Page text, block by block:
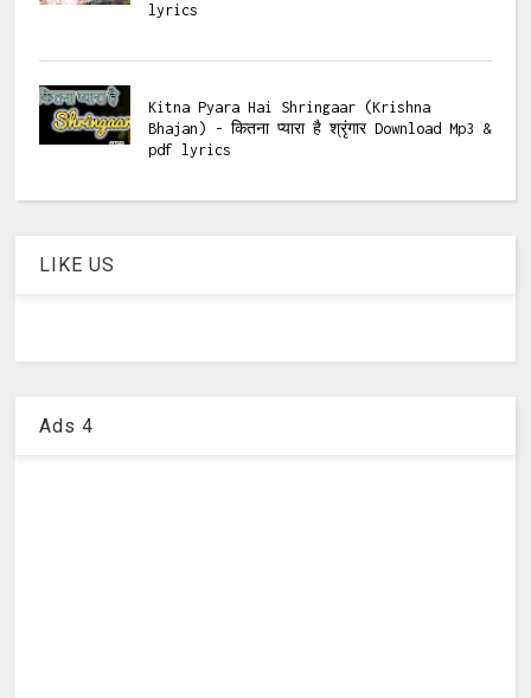
lyrics
Kitna Pyara Hai Shringaar (Krishna
Bhajan) - कितना प्यारा है श्रृंगार Download Mp3 &
pdf lyrics
LIKE US
Ads 4